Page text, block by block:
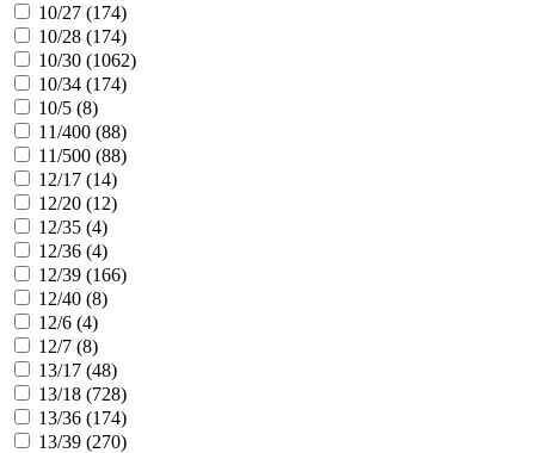
10/27 (174)
10/28 (174)
10/30 (1062)
10/34 (174)
10/5 (8)
11/400 (88)
11/500 (88)
12/17 (14)
12/20 (12)
12/35 (4)
12/36 (4)
12/39 (166)
12/40 (8)
12/6 (4)
12/7 (8)
13/17 (48)
13/18 (728)
13/36 (174)
13/39 (270)